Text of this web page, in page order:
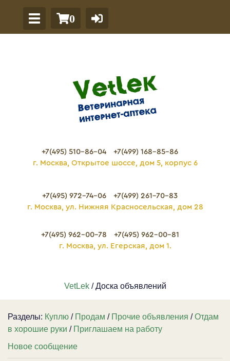
0
+7(495) 510-86-04
+7(499) 168-85-86
г. Москва, Открытое шоссе, дом 5, корпус 6
+7(495) 972-74-06
+7(499) 261-70-83
г. Москва, ул. Нижняя Красносельская, дом 28
+7(495) 962-00-78
+7(495) 962-00-81
г. Москва, ул. Егерская, дом 1.
VetLek/ Доска объявлений
Разделы: Куплю / Продам / Прочие объявления /Отдам
в хорошие руки / Приглашаем на работу
Новое сообщение